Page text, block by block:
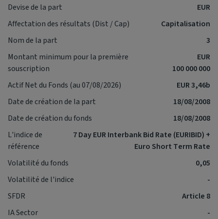
Devise de la part
EUR
Affectation des résultats (Dist / Cap)
Capitalisation
Nom de la part
3
Montant minimum pour la première
souscription
EUR
100 000 000
Actif Net du Fonds (au 07/08/2026)
EUR 3,46b
Date de création de la part
18/08/2008
Date de création du fonds
18/08/2008
L'indice de
référence
7 Day EUR Interbank Bid Rate (EURIBID) +
Euro Short Term Rate
Volatilité du fonds
0,05
Volatilité de l'indice
-
SFDR
Article 8
IA Sector
-